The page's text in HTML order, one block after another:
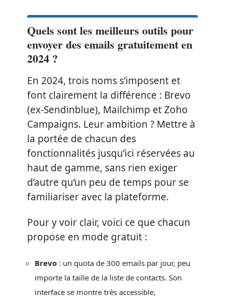
Quels sont les meilleurs outils pour
envoyer des emails gratuitement en
2024 ?
En 2024, trois noms s’imposent et
font clairement la différence : Brevo
(ex-Sendinblue), Mailchimp et Zoho
Campaigns. Leur ambition ? Mettre à
la portée de chacun des
fonctionnalités jusqu’ici réservées au
haut de gamme, sans rien exiger
d’autre qu’un peu de temps pour se
familiariser avec la plateforme.
Pour y voir clair, voici ce que chacun
propose en mode gratuit :
Brevo : un quota de 300 emails par jour, peu
importe la taille de la liste de contacts. Son
interface se montre très accessible,